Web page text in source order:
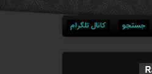
جستجو کانال تلگرام